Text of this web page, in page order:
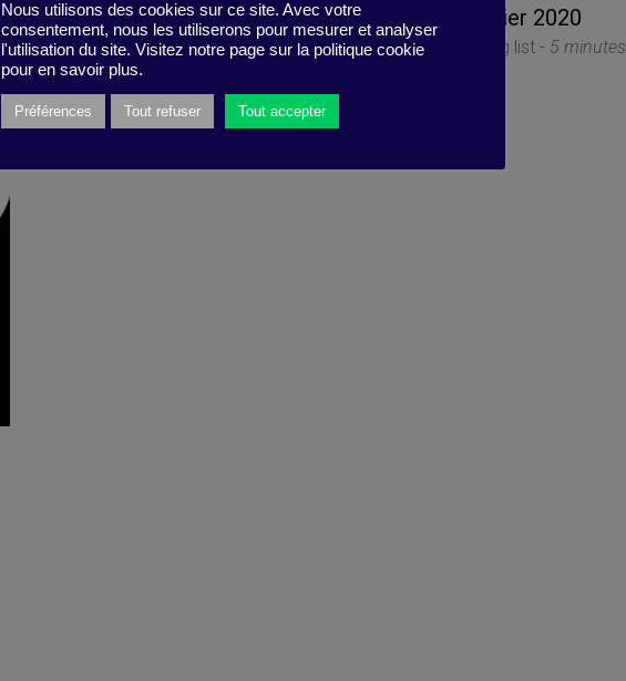
8 janvier 2020
Reading list - 5 minutes
Nous utilisons des cookies sur ce site. Avec votre
consentement, nous les utiliserons pour mesurer et analyser
l'utilisation du site. Visitez notre page sur la politique cookie
pour en savoir plus.
Préférences Tout refuser Tout accepter